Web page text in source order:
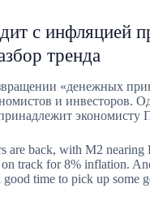
с инфляцией
тренда
«денежных
и инвесторов.
экономисту
are back, with M2
on track for 8% inflation.
good time to pick up some